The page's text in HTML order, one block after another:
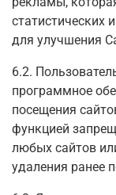
статистических
для улучшения
6.2.
программное
посещения
функцией
любых сайтов
удаления ранее